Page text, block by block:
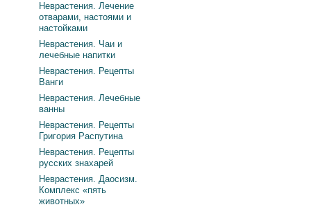
Неврастения. Лечение
отварами, настоями и
настойками
Неврастения. Чаи и
лечебные напитки
Неврастения. Рецепты
Ванги
Неврастения. Лечебные
ванны
Неврастения. Рецепты
Григория Распутина
Неврастения. Рецепты
русских знахарей
Неврастения. Даосизм.
Комплекс «пять
животных»